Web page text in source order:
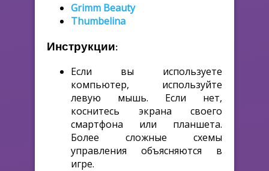
Grimm Beauty
Thumbelina
Инструкции:
Если вы используете
компьютер, используйте
левую мышь. Если нет,
коснитесь экрана своего
смартфона или планшета.
Более сложные схемы
управления объясняются в
игре.